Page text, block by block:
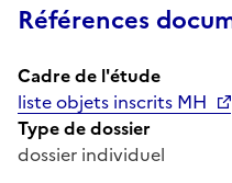
Références
Cadre de l'étude
liste objets inscrits MH
Type de dossier
dossier individuel